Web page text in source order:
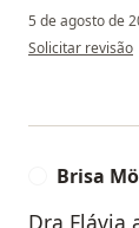
5 de agosto de
na opinião do
Solicitar revisão
Brisa
Dra Flávia